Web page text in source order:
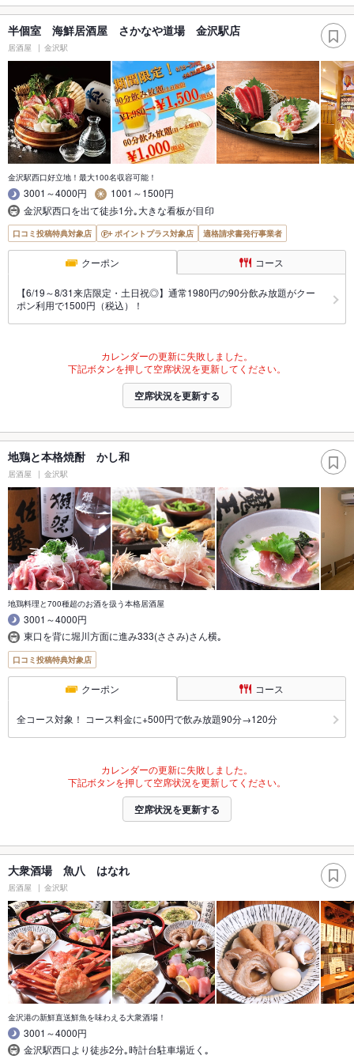
半個室 海鮮居酒屋 さかなや道場 金沢駅店
居酒屋 金沢駅
金沢駅西口好立地！最大100名収容可能！
3001～4000円
1001～1500円
金沢駅西口を出て徒歩1分｡大きな看板が目印
口コミ投稿特典対象店 ポイントプラス対象店 適格請求書発行事業者
クーポン コース
【6/19～8/31来店限定・土日祝◎】通常1980円の90分飲み放題がクー
ポン利用で1500円（税込）！
カレンダーの更新に失敗しました。
下記ボタンを押して空席状況を更新してください。
空席状況を更新する
地鶏と本格焼酎 かし和
居酒屋 金沢駅
地鶏料理と700種超のお酒を扱う本格居酒屋
3001～4000円
東口を背に堀川方面に進み333(ささみ)さん横｡
口コミ投稿特典対象店
クーポン コース
全コース対象！ コース料金に+500円で飲み放題90分→120分
カレンダーの更新に失敗しました。
下記ボタンを押して空席状況を更新してください。
空席状況を更新する
大衆酒場 魚八 はなれ
居酒屋 金沢駅
金沢港の新鮮直送鮮魚を味わえる大衆酒場！
3001～4000円
金沢駅西口より徒歩2分｡時計台駐車場近く｡